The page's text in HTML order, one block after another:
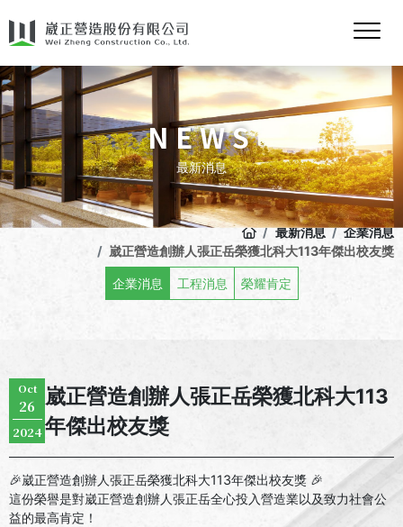
NEWS
最新消息
最新消息
企業消息
崴正營造創辦人張正岳榮獲北科大113年傑出校友獎
企業消息 工程消息 榮耀肯定
Oct
26
2024
崴正營造創辦人張正岳榮獲北科大113
年傑出校友獎
🎉崴正營造創辦人張正岳榮獲北科大113年傑出校友獎 🎉
這份榮譽是對崴正營造創辦人張正岳全心投入營造業以及致力社會公
益的最高肯定！